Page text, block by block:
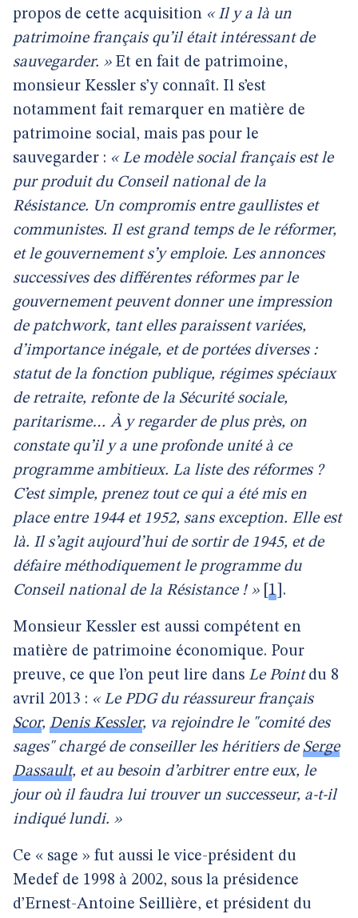
propos de cette acquisition « Il y a là un
patrimoine français qu’il était intéressant de
sauvegarder. »Et en fait de patrimoine,
monsieur Kessler s’y connaît. Il s’est
notamment fait remarquer en matière de
patrimoine social, mais pas pour le
sauvegarder : « Le modèle social français est le
pur produit du Conseil national de la
Résistance. Un compromis entre gaullistes et
communistes. Il est grand temps de le réformer,
et le gouvernement s’y emploie. Les annonces
successives des différentes réformes par le
gouvernement peuvent donner une impression
de patchwork, tant elles paraissent variées,
d’importance inégale, et de portées diverses :
statut de la fonction publique, régimes spéciaux
de retraite, refonte de la Sécurité sociale,
paritarisme… À y regarder de plus près, on
constate qu’il y a une profonde unité à ce
programme ambitieux. La liste des réformes ?
C’est simple, prenez tout ce qui a été mis en
place entre 1944 et 1952, sans exception. Elle est
là. Il s’agit aujourd’hui de sortir de 1945, et de
défaire méthodiquement le programme du
Conseil national de la Résistance ! »[ 1 .
Monsieur Kessler est aussi compétent en
matière de patrimoine économique. Pour
preuve, ce que l’on peut lire dans Le Pointdu 8
avril 2013 : « Le PDG du réassureur français
Scor, Denis Kessler, va rejoindre le "comité des
sages" chargé de conseiller les héritiers de Serge
Dassault, et au besoin d’arbitrer entre eux, le
jour où il faudra lui trouver un successeur, a-t-il
indiqué lundi. »
Ce « sage » fut aussi le vice-président du
Medef de 1998 à 2002, sous la présidence
d’Ernest-Antoine Seillière, et président du